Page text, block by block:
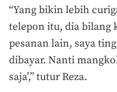
“Yang bikin lebih
telepon itu, dia bilang
pesanan lain, saya
dibayar. Nanti
saja’,” tutur Reza.